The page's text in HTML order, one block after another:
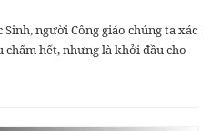
người Công giáo chúng ta xác
hết, nhưng là khởi đầu cho